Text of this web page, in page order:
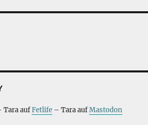
Tara aufFetlife – Tara aufMastodon